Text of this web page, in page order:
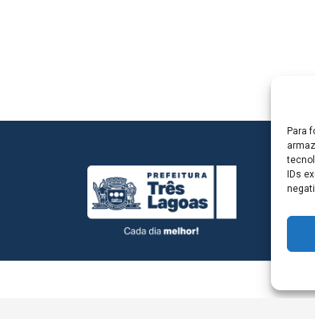
Para
IDs